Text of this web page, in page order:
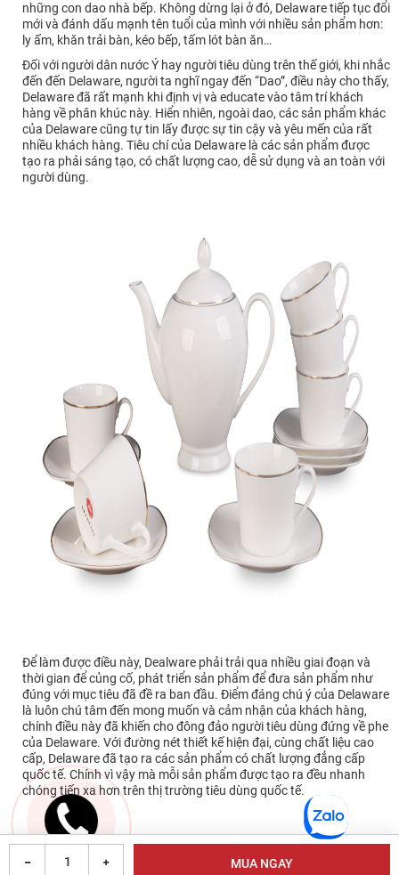
những con dao nhà bếp. Không dừng lại ở đó, Delaware tiếp tục đổi
mới và đánh dấu mạnh tên tuổi của mình với nhiều sản phẩm hơn:
ly ấm, khăn trải bàn, kéo bếp, tấm lót bàn ăn…
Đối với người dân nước Ý hay người tiêu dùng trên thế giới, khi nhắc
đến đến Delaware, người ta nghĩ ngay đến “Dao”, điều này cho thấy,
Delaware đã rất mạnh khi định vị và educate vào tâm trí khách
hàng về phân khúc này. Hiển nhiên, ngoài dao, các sản phẩm khác
của Delaware cũng tự tin lấy được sự tin cậy và yêu mến của rất
nhiều khách hàng. Tiêu chí của Delaware là các sản phẩm được
tạo ra phải sáng tạo, có chất lượng cao, dễ sử dụng và an toàn với
người dùng.
Để làm được điều này, Dealware phải trải qua nhiều giai đoạn và
thời gian để củng cố, phát triển sản phẩm để đưa sản phẩm như
đúng với mục tiêu đã đề ra ban đầu. Điểm đáng chú ý của Delaware
là luôn chú tâm đến mong muốn và cảm nhận của khách hàng,
chính điều này đã khiến cho đông đảo người tiêu dùng đứng về phe
của Delaware. Với đường nét thiết kế hiện đại, cùng chất liệu cao
cấp, Delaware đã tạo ra các sản phẩm có chất lượng đẳng cấp
quốc tế. Chính vì vậy mà mỗi sản phẩm được tạo ra đều nhanh
chóng tiến xa hơn trên thị trường tiêu dùng quốc tế.